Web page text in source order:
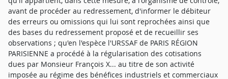
avant de procéder au redressement, d'informer le débiteur
des erreurs ou omissions qui lui sont reprochées ainsi que
des bases du redressement proposé et de recueillir ses
observations ; qu'en l'espèce l'URSSAF de PARIS RÉGION
PARISIENNE a procédé à la régularisation des cotisations
dues par Monsieur François X... au titre de son activité
imposée au régime des bénéfices industriels et commerciaux